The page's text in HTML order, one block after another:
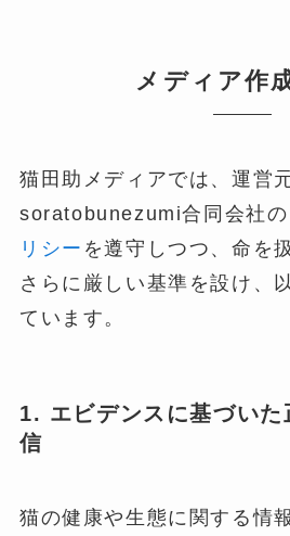
メディア作
猫田助メディアでは、運営
soratobunezumi合同会社の
リシー を遵守しつつ、命を
さらに厳しい基準を設け、
ています。
1. エビデンスに基づいた
信
猫の健康や生態に関する情